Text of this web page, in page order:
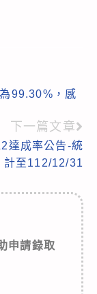
99.30%，感
下一篇文章
達成率公告-統
計至112/12/31
申請錄取